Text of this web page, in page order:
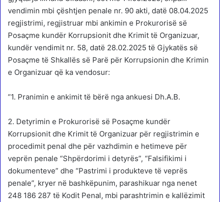
vendimin mbi çështjen penale nr. 90 akti, datë 08.04.2025
regjistrimi, regjistruar mbi ankimin e Prokurorisë së
Posaçme kundër Korrupsionit dhe Krimit të Organizuar,
kundër vendimit nr. 58, datë 28.02.2025 të Gjykatës së
Posaçme të Shkallës së Parë për Korrupsionin dhe Krimin
e Organizuar që ka vendosur:
“1. Pranimin e ankimit të bërë nga ankuesi Dh.A.B.
2. Detyrimin e Prokurorisë së Posaçme kundër
Korrupsionit dhe Krimit të Organizuar për regjistrimin e
procedimit penal dhe për vazhdimin e hetimeve për
veprën penale “Shpërdorimi i detyrës”, “Falsifikimi i
dokumenteve” dhe “Pastrimi i produkteve të veprës
penale”, kryer në bashkëpunim, parashikuar nga nenet
248 186 287 të Kodit Penal, mbi parashtrimin e kallëzimit